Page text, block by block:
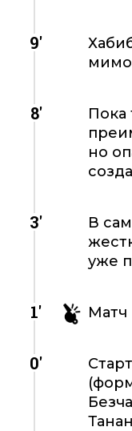
9'
мимо
8'
Пока
но
3'
В
уже
1' Матч
0'